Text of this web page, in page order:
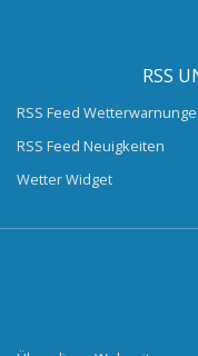
RSS
RSS Feed
RSS Feed Neuigkeiten
Wetter Widget